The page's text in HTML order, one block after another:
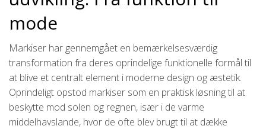
mode
Markiser har gennemgået en bemærkelsesværdig
transformation fra deres oprindelige funktionelle formål til
at blive et centralt element i moderne design og æstetik.
Oprindeligt opstod markiser som en praktisk løsning til at
beskytte mod solen og regnen, især i de varme
middelhavslande, hvor de ofte blev brugt til at dække